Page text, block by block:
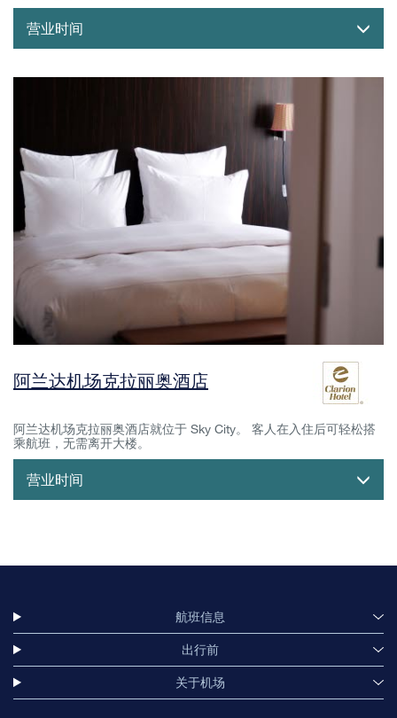
营业时间
阿兰达机场克拉丽奥酒店
阿兰达机场克拉丽奥酒店就位于 Sky City。 客人在入住后可轻松搭
乘航班，无需离开大楼。
营业时间
航班信息
出行前
关于机场